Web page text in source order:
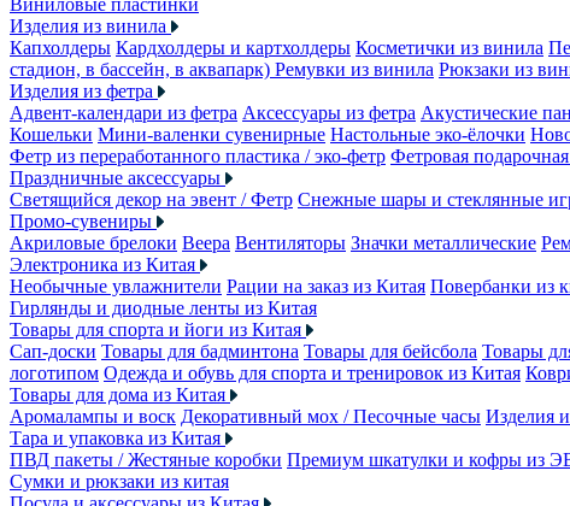
Виниловые пластинки
Изделия из винила
Капхолдеры Кардхолдеры и картхолдеры Косметички из винила
стадион, в бассейн, в аквапарк) Ремувки из винила Рюкзаки из
Изделия из фетра
Адвент-календари из фетра Аксессуары из фетра Акустические
Кошельки Мини-валенки сувенирные Настольные эко-ёлочки
Фетр из переработанного пластика / эко-фетр Фетровая
Праздничные аксессуары
Светящийся декор на эвент / Фетр Снежные шары и стеклянные
Промо-сувениры
Акриловые брелоки Веера Вентиляторы Значки металлические
Электроника из Китая
Необычные увлажнители Рации на заказ из Китая Повербанки из
Гирлянды и диодные ленты из Китая
Товары для спорта и йоги из Китая
Сап-доски Товары для бадминтона Товары для бейсбола Товары
логотипом Одежда и обувь для спорта и тренировок из Китая
Товары для дома из Китая
Аромалампы и воск Декоративный мох / Песочные часы Изделия
Тара и упаковка из Китая
ПВД пакеты / Жестяные коробки Премиум шкатулки и кофры из
Сумки и рюкзаки из китая